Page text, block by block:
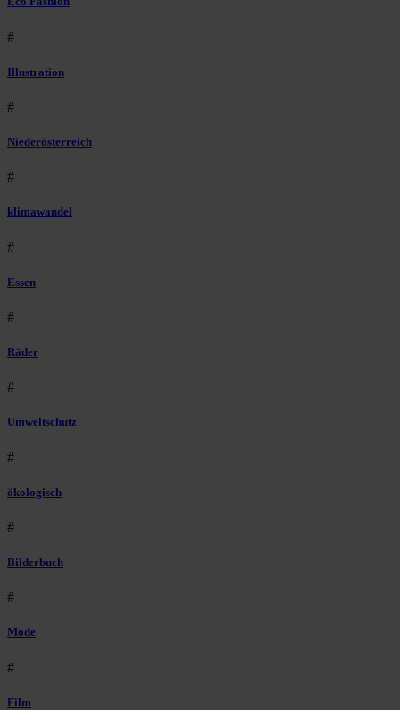
#
Illustration
#
Niederösterreich
#
klimawandel
#
Essen
#
Räder
#
Umweltschutz
#
ökologisch
#
Bilderbuch
#
Mode
#
Film